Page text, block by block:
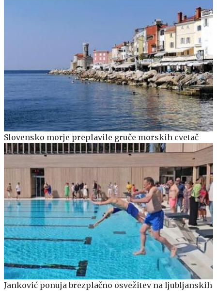
Slovensko morje preplavile gruče morskih cvetač
Janković ponuja brezplačno osvežitev na ljubljanskih